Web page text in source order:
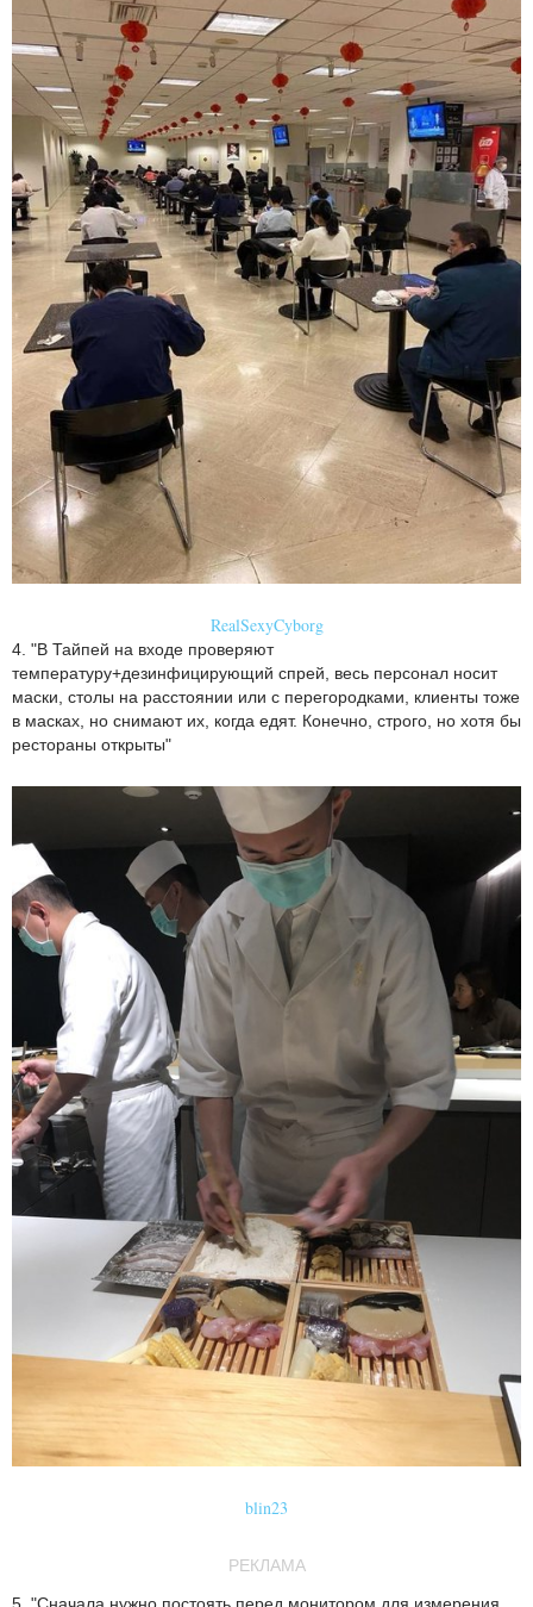
RealSexyCyborg
4. "В Тайпей на входе проверяют
температуру+дезинфицирующий спрей, весь персонал носит
маски, столы на расстоянии или с перегородками, клиенты тоже
в масках, но снимают их, когда едят. Конечно, строго, но хотя бы
рестораны открыты"
blin23
РЕКЛАМА